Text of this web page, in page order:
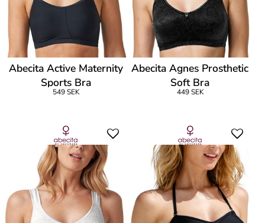
Abecita Active Maternity
Sports Bra
549 SEK
Abecita Agnes Prosthetic
Soft Bra
449 SEK